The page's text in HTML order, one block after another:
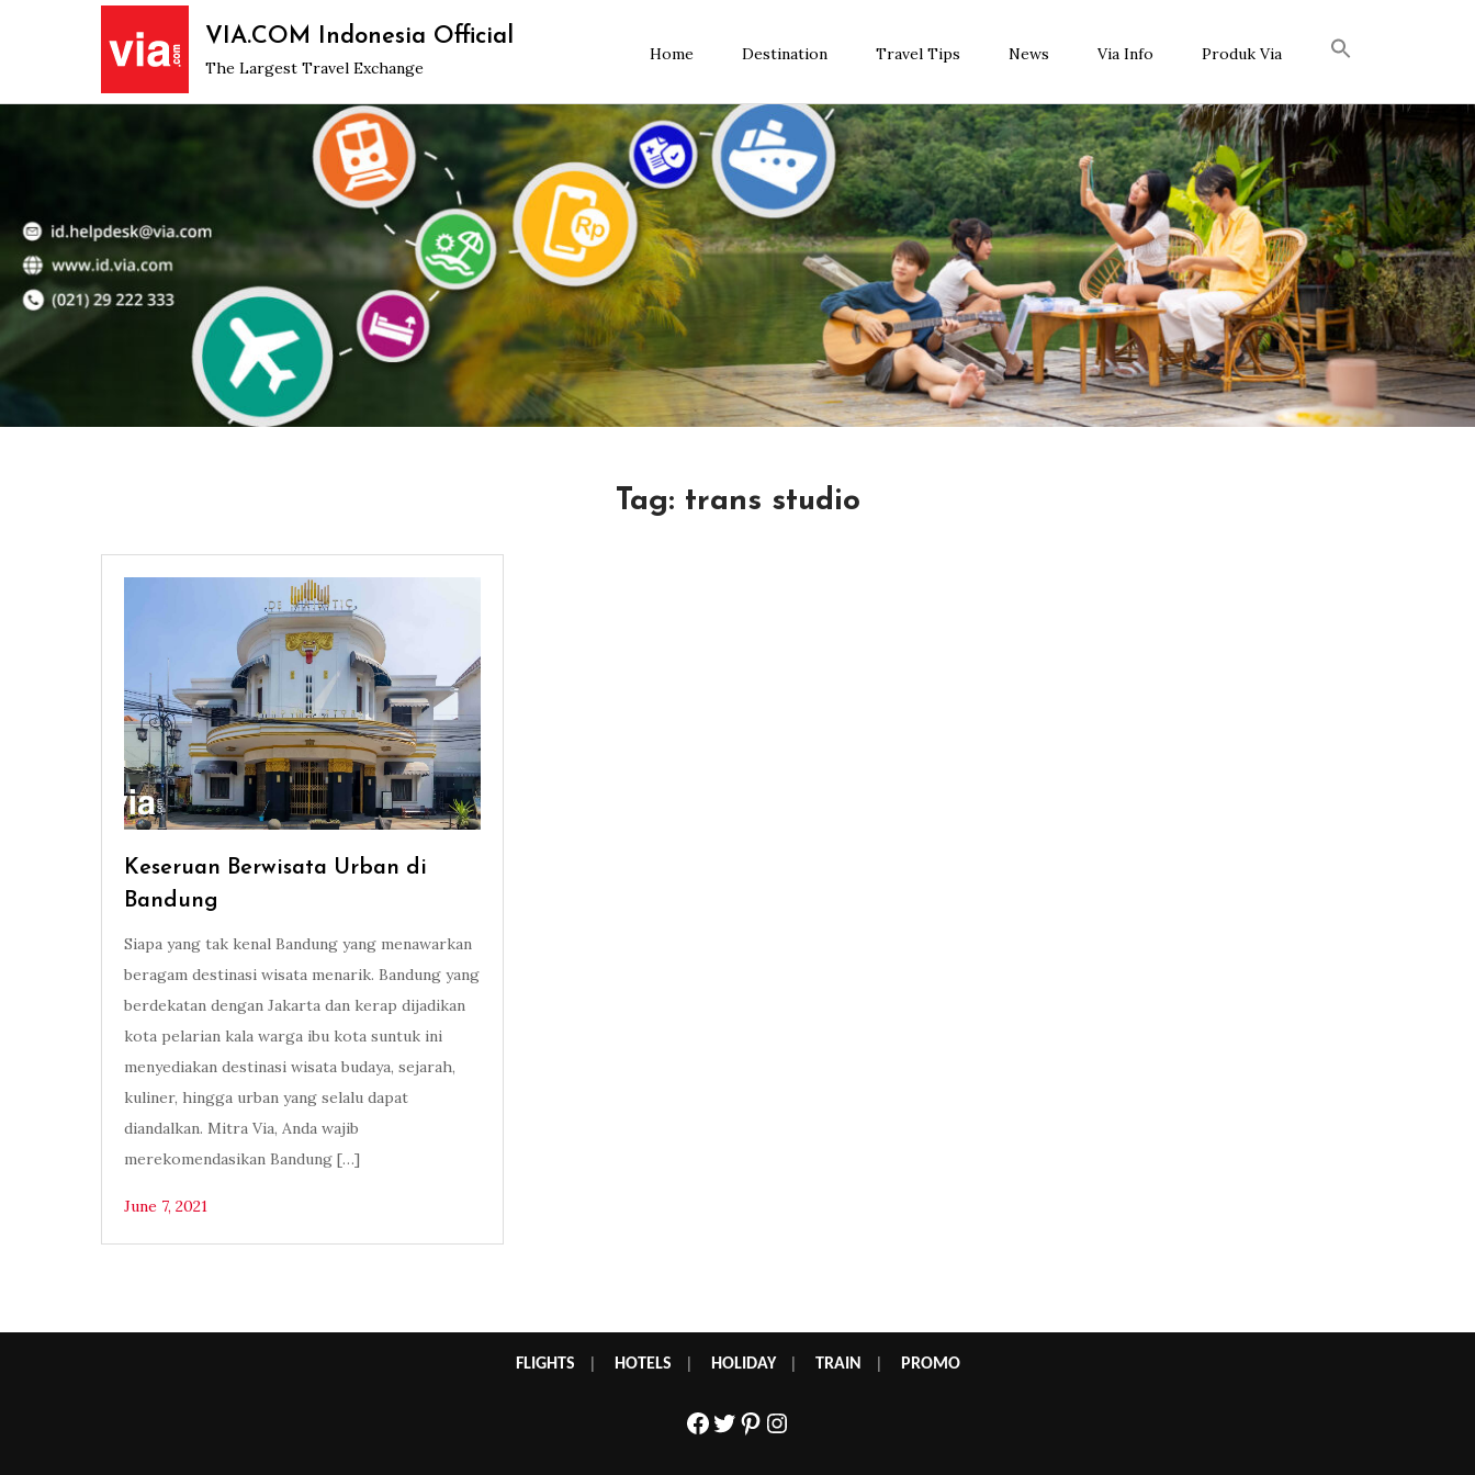
VIA.COM Indonesia Official
The Largest Travel Exchange
Home Destination Travel Tips News Via Info Produk Via
Tag: trans studio
Keseruan Berwisata Urban di
Bandung
Siapa yang tak kenal Bandung yang menawarkan
beragam destinasi wisata menarik. Bandung yang
berdekatan dengan Jakarta dan kerap dijadikan
kota pelarian kala warga ibu kota suntuk ini
menyediakan destinasi wisata budaya, sejarah,
kuliner, hingga urban yang selalu dapat
diandalkan. Mitra Via, Anda wajib
merekomendasikan Bandung […]
June 7, 2021
FLIGHTS HOTELS HOLIDAY| TRAIN PROMO
Facebook
Twitter
Pinterest
Instagram